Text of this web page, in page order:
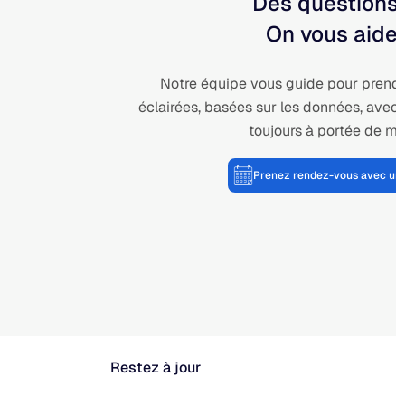
On vous
Notre équipe vous guide pour
éclairées, basées sur les données,
toujours à portée de
Prenez rendez-vous avec
Restez à jour